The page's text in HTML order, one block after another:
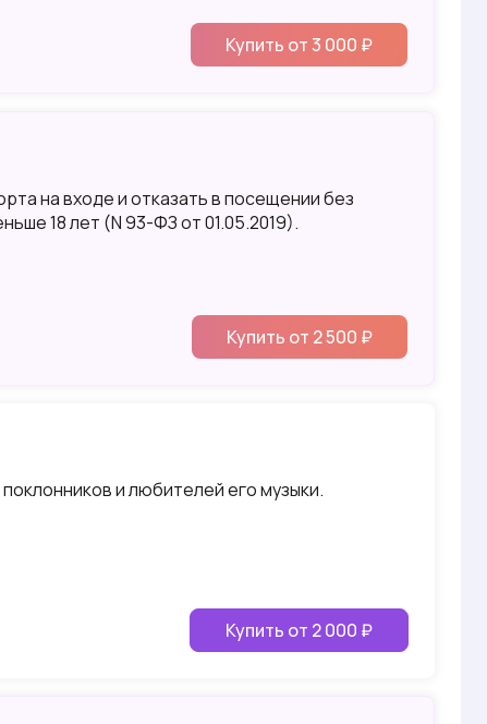
Купить от 3 000 ₽
на входе и отказать в посещении без
18 лет (N 93-ФЗ от 01.05.2019).
Купить от 2 500 ₽
и любителей его музыки.
Купить от 2 000 ₽